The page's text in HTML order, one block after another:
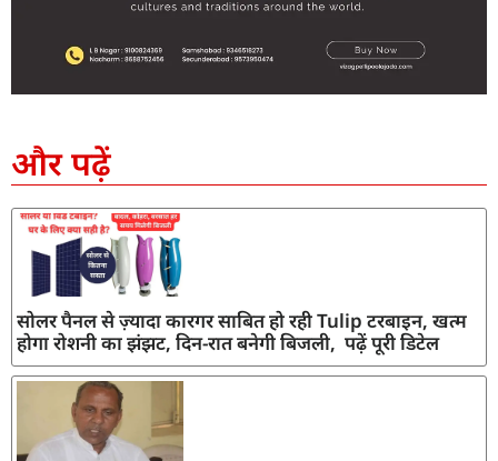
और पढ़ें
सोलर पैनल से ज़्यादा कारगर साबित हो रही Tulip टरबाइन, खत्म
होगा रोशनी का झंझट, दिन-रात बनेगी बिजली, पढ़ें पूरी डिटेल